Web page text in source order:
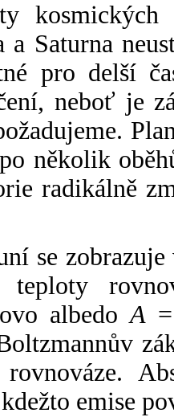
a Saturna
pro delší
neboť je
několik
radikálně
se
teploty
albedoA
rovnováze.
emise